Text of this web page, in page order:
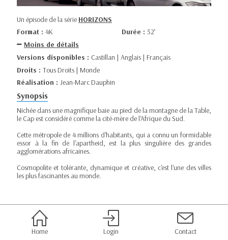
Un épisode de la série HORIZONS
Format : 4K Durée : 52’
Moins de détails
Versions disponibles : Castillan | Anglais | Français
Droits : Tous Droits | Monde
Réalisation : Jean-Marc Dauphin
Synopsis
Nichée dans une magnifique baie au pied de la montagne de la Table,
le Cap est considéré comme la cité-mère de l'Afrique du Sud.
Cette métropole de 4 millions d'habitants, qui a connu un formidable
essor à la fin de l'apartheid, est la plus singulière des grandes
agglomérations africaines.
Cosmopolite et tolérante, dynamique et créative, c'est l'une des villes
les plus fascinantes au monde.
Home Login Contact